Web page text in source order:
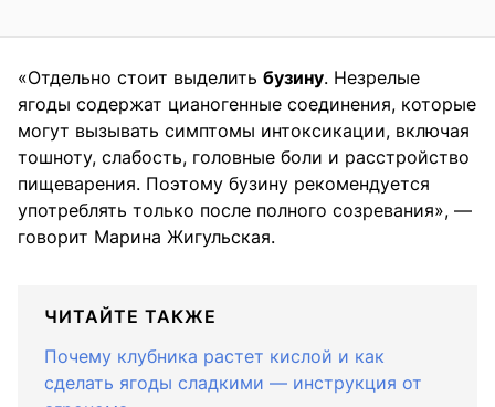
«Отдельно стоит выделить бузину. Незрелые
ягоды содержат цианогенные соединения, которые
могут вызывать симптомы интоксикации, включая
тошноту, слабость, головные боли и расстройство
пищеварения. Поэтому бузину рекомендуется
употреблять только после полного созревания», —
говорит Марина Жигульская.
ЧИТАЙТЕ ТАКЖЕ
Почему клубника растет кислой и как
сделать ягоды сладкими — инструкция от